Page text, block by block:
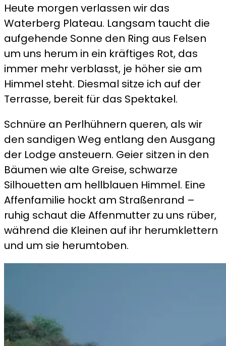
a
meal,
Heute morgen verlassen wir das
Waterberg Plateau. Langsam taucht die
aufgehende Sonne den Ring aus Felsen
um uns herum in ein kräftiges Rot, das
immer mehr verblasst, je höher sie am
Himmel steht. Diesmal sitze ich auf der
Terrasse, bereit für das Spektakel.
Schnüre an Perlhühnern queren, als wir
den sandigen Weg entlang den Ausgang
der Lodge ansteuern. Geier sitzen in den
Bäumen wie alte Greise, schwarze
Silhouetten am hellblauen Himmel. Eine
Affenfamilie hockt am Straßenrand –
ruhig schaut die Affenmutter zu uns rüber,
während die Kleinen auf ihr herumklettern
und um sie herumtoben.